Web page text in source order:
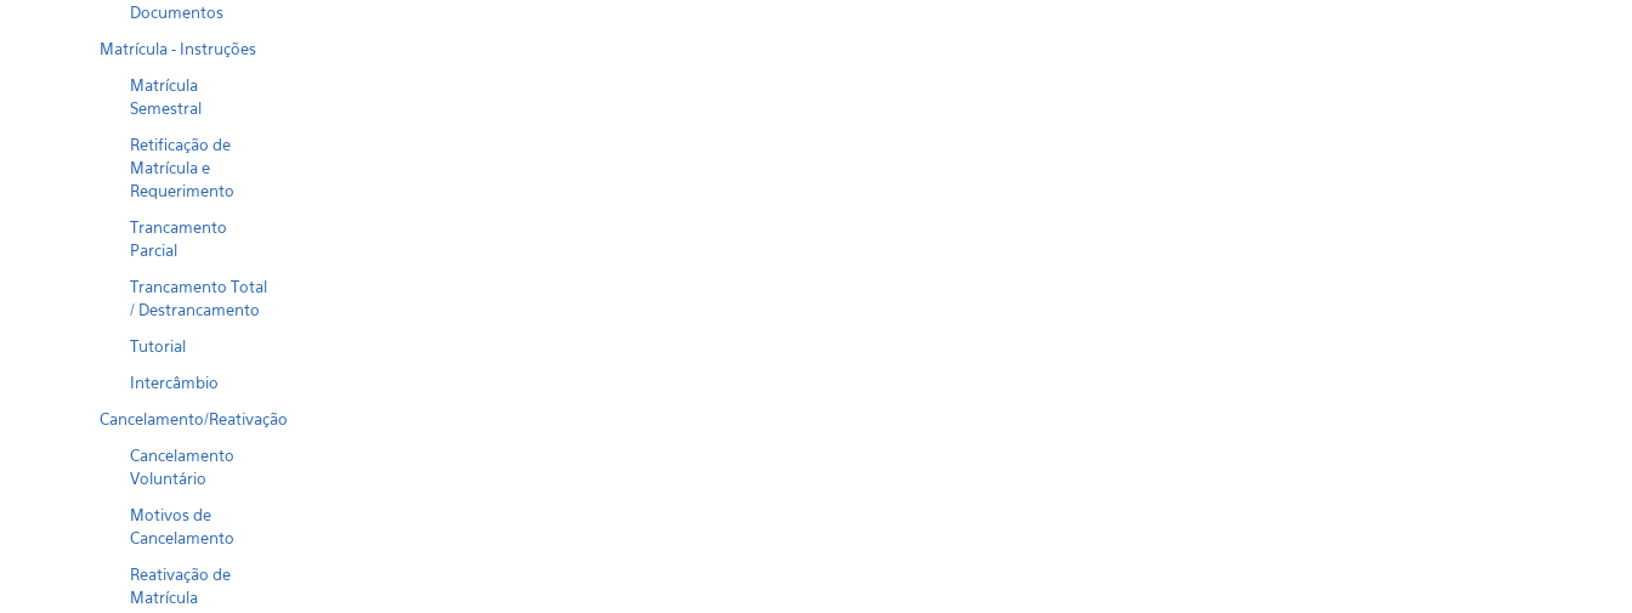
Documentos
Matrícula - Instruções
Matrícula
Semestral
Retificação de
Matrícula e
Requerimento
Trancamento
Parcial
Trancamento Total
/ Destrancamento
Tutorial
Intercâmbio
Cancelamento/Reativação
Cancelamento
Voluntário
Motivos de
Cancelamento
Reativação de
Matrícula